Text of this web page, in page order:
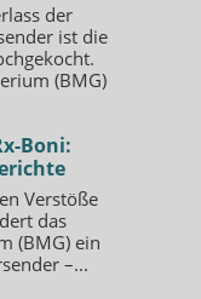
der
ist die
(BMG)
Boni:
Verstöße
das
(BMG) ein
–...